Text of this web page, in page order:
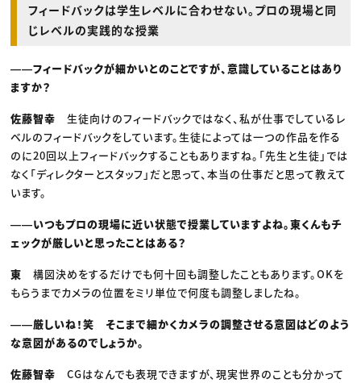
フィードバックは学生レベルに合わせない。プロの現場と同
じレベルの実践的な授業
――フィードバックが細かいとのことですが、意識していることはあり
ますか？
佐藤智幸 生徒向けのフィードバックではなく、私が仕事でしているレ
ベルのフィードバックをしています。生徒によっては一つの作品を作る
のに20回以上フィードバックすることもありますね。「先生と生徒」では
なく「ディレクターとスタッフ」だと思って、本当の仕事だと思って教えて
います。
――いつもプロの現場に近い状態で授業していますよね。東くんもチ
ェックが厳しいと思ったことはある？
東 構図決めをするだけでも何十回も調整したこともあります。OKを
もらうまでカメラの位置をミリ単位で何度も調整しましたね。
――厳しいね！笑 そこまで細かくカメラの調整させる意図はどのよう
な意図があるのでしょうか。
佐藤智幸 CGはなんでも表現できますが、現実世界のことも分かって